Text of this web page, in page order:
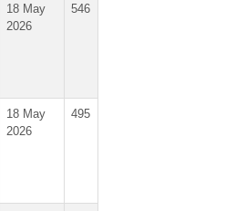
18 May
2026
546
18 May
2026
495